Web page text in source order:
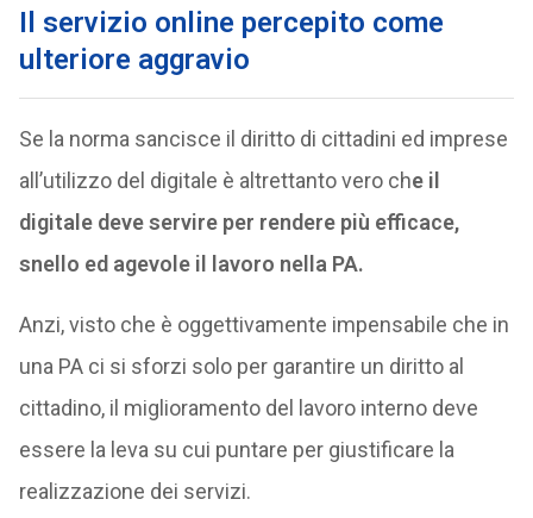
Il servizio online percepito come
ulteriore aggravio
Se la norma sancisce il diritto di cittadini ed imprese
all’utilizzo del digitale è altrettanto vero che il
digitale deve servire per rendere più efficace,
snello ed agevole il lavoro nella PA.
Anzi, visto che è oggettivamente impensabile che in
una PA ci si sforzi solo per garantire un diritto al
cittadino, il miglioramento del lavoro interno deve
essere la leva su cui puntare per giustificare la
realizzazione dei servizi.